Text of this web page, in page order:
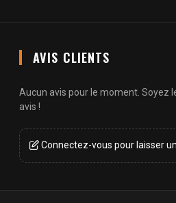
AVIS CLIENTS
Aucun avis pour le moment. Soyez
avis !
Connectez-vous pour laisser